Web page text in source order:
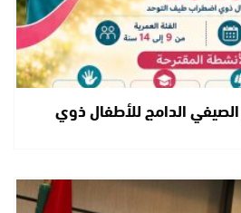
الصيفي الدامج للأطفال ذوي